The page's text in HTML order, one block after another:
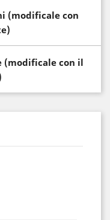
(modificale con
(modificale con il